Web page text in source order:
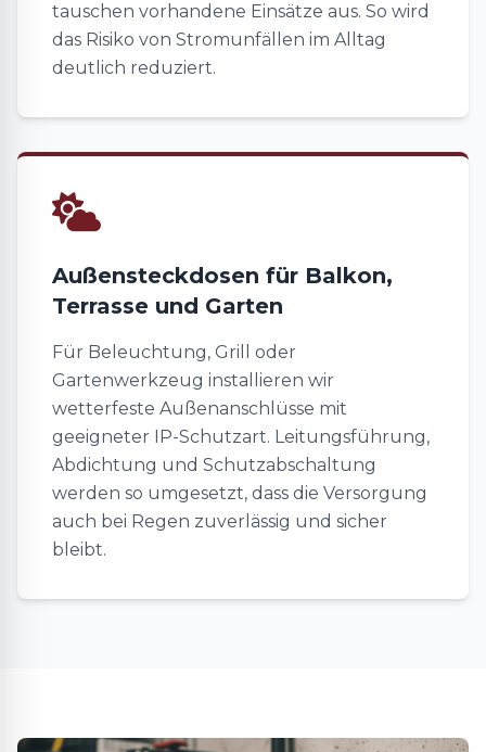
tauschen vorhandene Einsätze aus. So wird
das Risiko von Stromunfällen im Alltag
deutlich reduziert.
Außensteckdosen für Balkon,
Terrasse und Garten
Für Beleuchtung, Grill oder
Gartenwerkzeug installieren wir
wetterfeste Außenanschlüsse mit
geeigneter IP-Schutzart. Leitungsführung,
Abdichtung und Schutzabschaltung
werden so umgesetzt, dass die Versorgung
auch bei Regen zuverlässig und sicher
bleibt.